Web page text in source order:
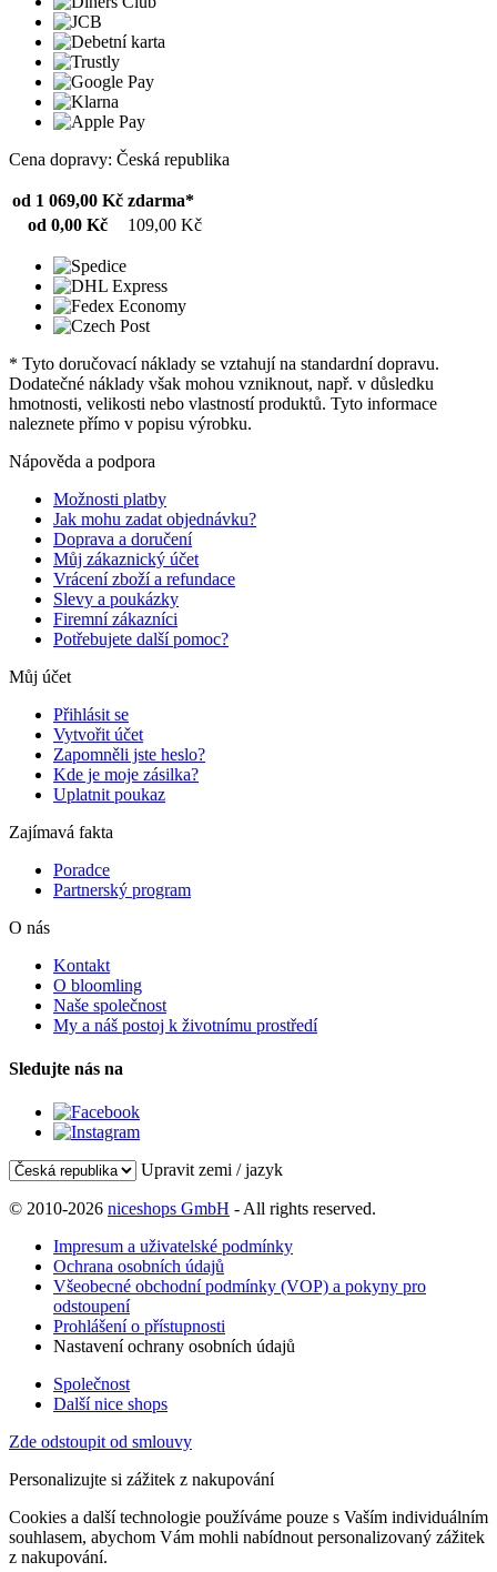
Cena dopravy: Česká republika
od 1 069,00 Kč zdarma*
od 0,00 Kč
109,00 Kč
* Tyto doručovací náklady se vztahují na standardní dopravu.
Dodatečné náklady však mohou vzniknout, např. v důsledku
hmotnosti, velikosti nebo vlastností produktů. Tyto informace
naleznete přímo v popisu výrobku.
Nápověda a podpora
Možnosti platby
Jak mohu zadat objednávku?
Doprava a doručení
Můj zákaznický účet
Vrácení zboží a refundace
Slevy a poukázky
Firemní zákazníci
Potřebujete další pomoc?
Můj účet
Přihlásit se
Vytvořit účet
Zapomněli jste heslo?
Kde je moje zásilka?
Uplatnit poukaz
Zajímavá fakta
Poradce
Partnerský program
O nás
Kontakt
O bloomling
Naše společnost
My a náš postoj k životnímu prostředí
Sledujte nás na
Upravit zemi / jazyk
© 2010-2026 niceshops GmbH - All rights reserved.
Impresum a uživatelské podmínky
Ochrana osobních údajů
Všeobecné obchodní podmínky (VOP) a pokyny pro
odstoupení
Prohlášení o přístupnosti
Nastavení ochrany osobních údajů
Společnost
Další nice shops
Zde odstoupit od smlouvy
Personalizujte si zážitek z nakupování
Cookies a další technologie používáme pouze s Vaším individuálním
souhlasem, abychom Vám mohli nabídnout personalizovaný zážitek
z nakupování.